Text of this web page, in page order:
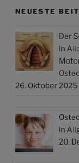
NEUESTE
Der
in
26. Oktober 2025
in
20.